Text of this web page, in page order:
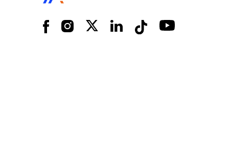
FacebookInstagram
X LinkedInTiktok YouTube